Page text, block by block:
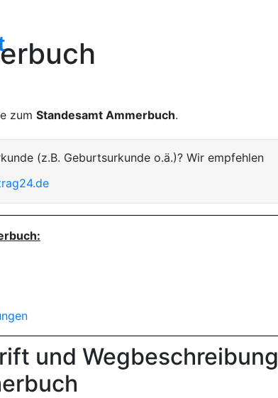
zum Standesamt Ammerbuch.
(z.B. Geburtsurkunde o.ä.)? Wir empfehlen
und Wegbeschreibung